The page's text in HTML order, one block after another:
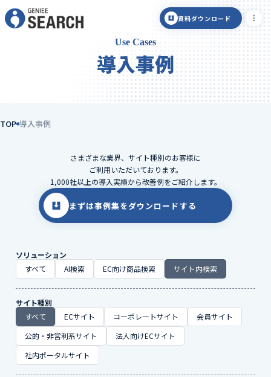
資料ダウンロード
Use Cases
導入事例
TOP 導入事例
さまざまな業界、サイト種別のお客様に
ご利用いただいております。
1,000社以上の導入実績から改善例をご紹介します。
まずは事例集をダウンロードする
ソリューション
すべて
AI検索 EC向け商品検索 サイト内検索
サイト種別
すべて
ECサイト コーポレートサイト
会員サイト
公的・非営利系サイト
法人向けECサイト
社内ポータルサイト